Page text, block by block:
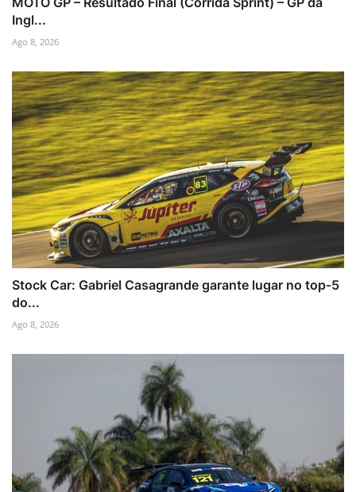
Ingl...
Ago 8, 2026
Stock Car: Gabriel Casagrande garante lugar no top-5
do...
Ago 8, 2026